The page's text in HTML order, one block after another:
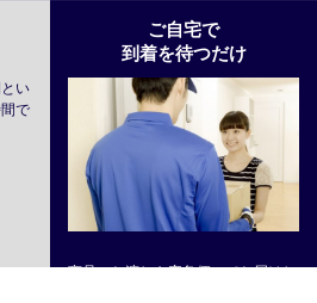
い
で
ご自宅で
到着を待つだけ
商品のお渡しも宅急便にてお届けし